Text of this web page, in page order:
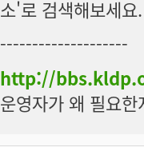
소'로 검색해보세요.
--------------------
http://
운영자가 왜 필요